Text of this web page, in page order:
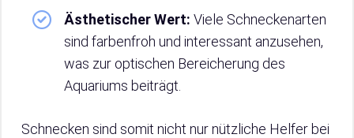
Ästhetischer Wert: Viele Schneckenarten
sind farbenfroh und interessant anzusehen,
was zur optischen Bereicherung des
Aquariums beiträgt.
Schnecken sind somit nicht nur nützliche Helfer bei